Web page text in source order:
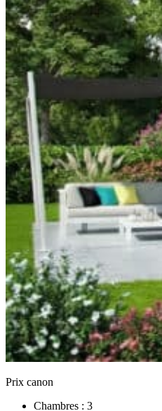
Prix canon
Chambres : 3